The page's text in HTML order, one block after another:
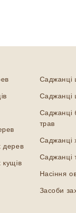
дерев
кущів
Саджанці
Саджанці
Саджанці
трав
Саджанці
Саджанці
Насіння
Засоби